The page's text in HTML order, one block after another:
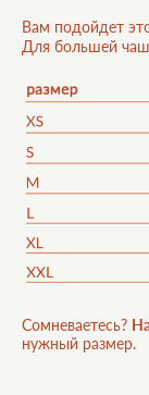
Вам подойдет
Для большей
Сомневаетесь?
нужный размер.